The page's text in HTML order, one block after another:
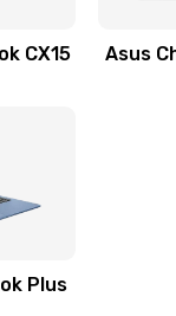
датчика
Замена антенны
Заказать
CX15
Asus
Plus